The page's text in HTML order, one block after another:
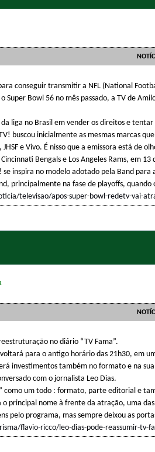
conseguir transmitir a NFL (National
Super Bowl 56 no mês passado, a TV de
da liga no Brasil em vender os direitos e
buscou inicialmente as mesmas marcas
JHSF e Vivo. É nisso que a emissora está de
Bengals e Los Angeles Rams, em
se inspira no modelo adotado pela Band
principalmente na fase de playoffs,
televisao/apos-super-bowl-redetv-vai-
no diário “TV Fama”.
para o antigo horário das 21h30, em
investimentos também no formato e na
com o jornalista Leo Dias.
como um todo : formato, parte editorial e
o principal nome à frente da atração, uma
pelo programa, mas sempre deixou as
flavio-ricco/leo-dias-pode-reassumir-tv-